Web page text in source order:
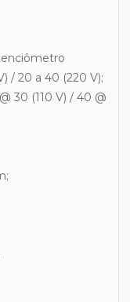
/ 20 a 40 (220 V);
30 (110 V) / 40 @